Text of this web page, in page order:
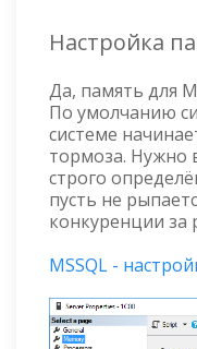
Настройка
Да, память для
По умолчанию
системе
тормоза. Нужно
строго
пусть не
конкуренции за
MSSQL -